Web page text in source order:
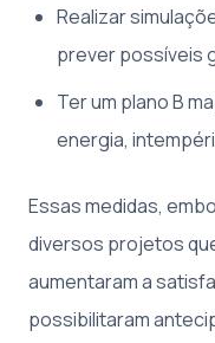
Realizar
prever possíveis
Ter um plano B
energia,
Essas medidas,
diversos projetos
aumentaram a
possibilitaram